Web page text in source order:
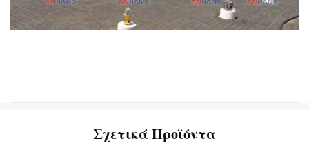
Σχετικά Προϊόντα